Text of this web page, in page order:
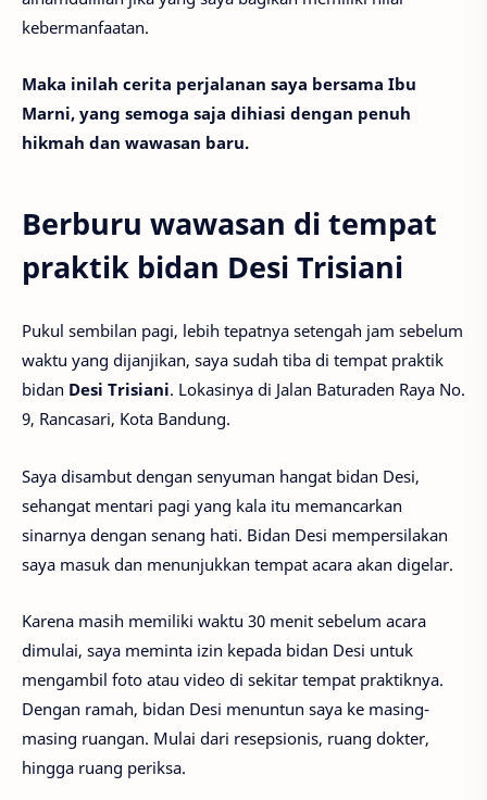
kebermanfaatan.
Maka inilah cerita perjalanan saya bersama Ibu
Marni, yang semoga saja dihiasi dengan penuh
hikmah dan wawasan baru.
Berburu wawasan di tempat
praktik bidan Desi Trisiani
Pukul sembilan pagi, lebih tepatnya setengah jam sebelum
waktu yang dijanjikan, saya sudah tiba di tempat praktik
bidan Desi Trisiani. Lokasinya di Jalan Baturaden Raya No.
9, Rancasari, Kota Bandung.
Saya disambut dengan senyuman hangat bidan Desi,
sehangat mentari pagi yang kala itu memancarkan
sinarnya dengan senang hati. Bidan Desi mempersilakan
saya masuk dan menunjukkan tempat acara akan digelar.
Karena masih memiliki waktu 30 menit sebelum acara
dimulai, saya meminta izin kepada bidan Desi untuk
mengambil foto atau video di sekitar tempat praktiknya.
Dengan ramah, bidan Desi menuntun saya ke masing-
masing ruangan. Mulai dari resepsionis, ruang dokter,
hingga ruang periksa.